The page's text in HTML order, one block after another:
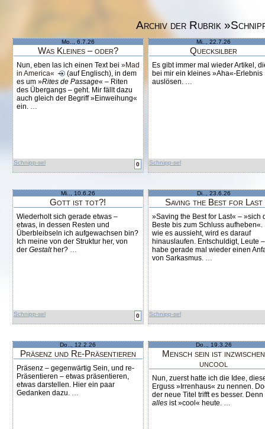
Archiv der Rubrik
Mi.., 22.7.26
Quecksilber
Es gibt immer mal wieder Artikel,
bei mir ein kleines »Aha«-Erlebnis
auslösen.
Schnipp-sel
Mo.., 6.7.26
Was Kleines – oder?
Nun, eben las ich einen Text bei »Mad
in America«
(auf Englisch), in dem
es um »Rites de Passage« – Riten
des Übergangs – geht. Mir fällt dazu
auch gleich der Begriff »Einweihung«
ein.
Schnipp-sel 0
Di.., 23.6.26
Saving the Best for Last
»Saving the Best for Last« – »sich
Beste bis zum Schluss aufheben«.
wie es aussieht, wird es darauf
hinauslaufen. Entschuldigt, Leute –
habe gerade mal wieder einen
von Sarkasmus.
Schnipp-sel
Mi.., 10.6.26
Gott ist tot?!
Wiederholt sich gerade etwas –
etwas, in dessen Resten und
Überbleibseln ich aufgewachsen bin?
Ich meine von der Struktur her, von
der Gestalther?
Schnipp-sel 0
Do.., 19.3.26
Mensch sein ist inzwischen
uncool
Nun, zuerst hatte ich die Idee,
Erguss »Irrenhaus« zu nennen.
der neue Titel trifft es besser. Denn
allesist »cool« heute.
Do.., 12.2.26
Präsenz und Re-Präsentieren
Präsenz – gegenwärtig Sein, und re-
Präsentieren – etwas präsentieren,
etwas darstellen. Hier ein paar
Gedanken dazu.